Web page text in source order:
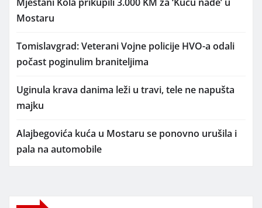
Mostaru
Tomislavgrad: Veterani Vojne policije HVO-a odali
počast poginulim braniteljima
Uginula krava danima leži u travi, tele ne napušta
majku
Alajbegovića kuća u Mostaru se ponovno urušila i
pala na automobile